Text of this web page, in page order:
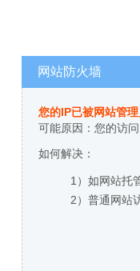
网站防火墙
您的IP已被网站管
可能原因：您的访
如何解决：
1）如网站托
2）普通网站